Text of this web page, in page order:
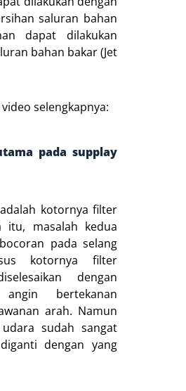
saluran bahan
dapat dilakukan
bahan bakar (Jet
selengkapnya:
pada supplay
kotornya filter
itu, masalah kedua
pada selang
kotornya filter
dengan
angin bertekanan
arah. Namun
sudah sangat
dengan yang